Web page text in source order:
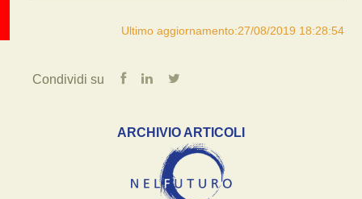
Ultimo aggiornamento:27/08/2019 18:28:54
Condividi su
ARCHIVIO ARTICOLI